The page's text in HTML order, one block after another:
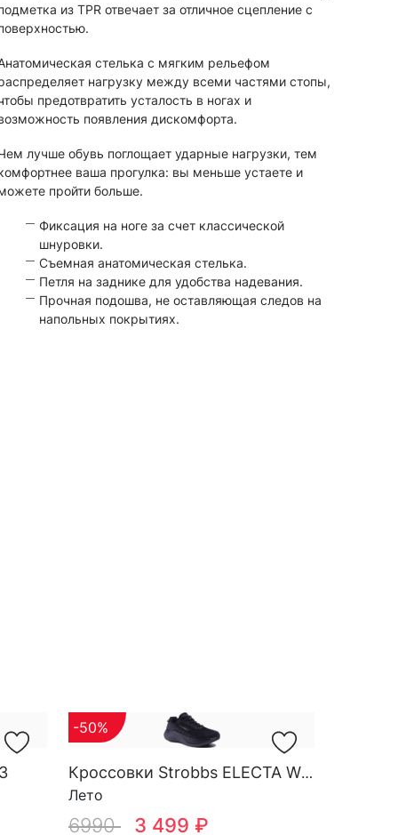
из TPR отвечает за отличное сцепление с
стелька с мягким рельефом
нагрузку между всеми частями стопы,
предотвратить усталость в ногах и
появления дискомфорта.
лучше обувь поглощает ударные нагрузки, тем
ваша прогулка: вы меньше устаете и
пройти больше.
Фиксация на ноге за счет классической
шнуровки.
Съемная анатомическая стелька.
Петля на заднике для удобства надевания.
Прочная подошва, не оставляющая следов на
напольных покрытиях.
Кроссовки Strobbs ELECTA W 7601-3
Лето
-50%
6990 3 499 ₽